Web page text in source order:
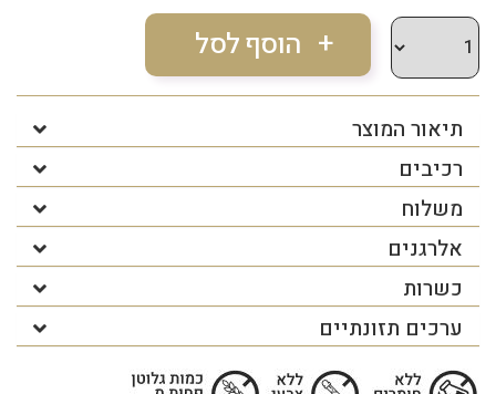
תיאור המוצר
רכיבים
משלוח
אלרגנים
כשרות
ערכים תזונתיים